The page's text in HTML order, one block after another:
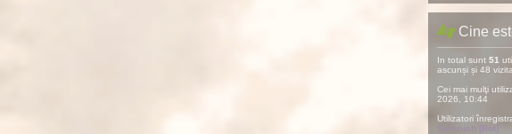
Cine
In total sunt 51
ascunși și 48
Cei mai mulţi
2026, 10:44
Utilizatori
Semrush [Bot]